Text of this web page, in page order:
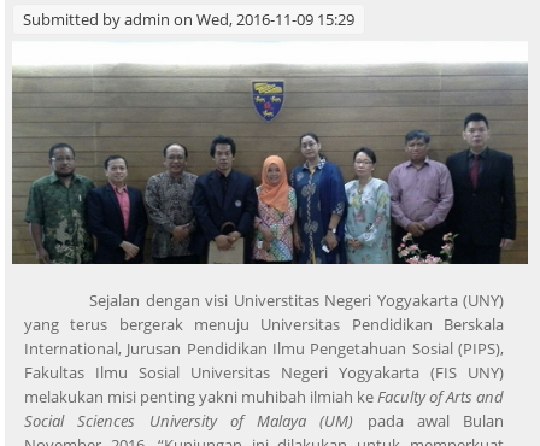
Submitted byadmin on Wed, 2016-11-09 15:29
Sejalan dengan visi Universtitas Negeri Yogyakarta (UNY)
yang terus bergerak menuju Universitas Pendidikan Berskala
International, Jurusan Pendidikan Ilmu Pengetahuan Sosial (PIPS),
Fakultas Ilmu Sosial Universitas Negeri Yogyakarta (FIS UNY)
melakukan misi penting yakni muhibah ilmiah keFaculty of Arts and
Social Sciences University of Malaya (UM) pada awal Bulan